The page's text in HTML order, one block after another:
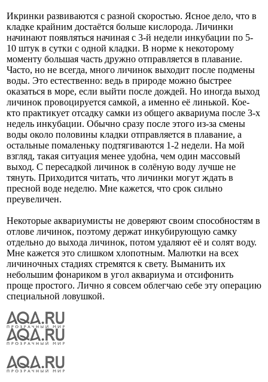
Икринки развиваются с разной скоростью. Ясное дело, что в
кладке крайним достаётся больше кислорода. Личинки
начинают появляться начиная с 3-й недели инкубации по 5-
10 штук в сутки с одной кладки. В норме к некоторому
моменту большая часть дружно отправляется в плавание.
Часто, но не всегда, много личинок выходит после подмены
воды. Это естественно: ведь в природе можно быстрее
оказаться в море, если выйти после дождей. Но иногда выход
личинок провоцируется самкой, а именно её линькой. Кое-
кто практикует отсадку самки из общего аквариума после 3-х
недель инкубации. Обычно сразу после этого из-за смены
воды около половины кладки отправляется в плавание, а
остальные помаленьку подтягиваются 1-2 недели. На мой
взгляд, такая ситуация менее удобна, чем один массовый
выход. С пересадкой личинок в солёную воду лучше не
тянуть. Приходится читать, что личинки могут ждать в
пресной воде неделю. Мне кажется, что срок сильно
преувеличен.
Некоторые аквариумисты не доверяют своим способностям в
отлове личинок, поэтому держат инкубирующую самку
отдельно до выхода личинок, потом удаляют её и солят воду.
Мне кажется это слишком хлопотным. Малютки на всех
личиночных стадиях стремятся к свету. Выманить их
небольшим фонариком в угол аквариума и отсифонить
проще простого. Лично я совсем облегчаю себе эту операцию
специальной ловушкой.